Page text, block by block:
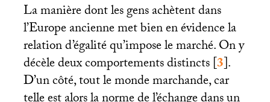
La manière dont les gens achètent dans
l’Europe ancienne met bien en évidence la
relation d’égalité qu’impose le marché. On y
décèle deux comportements distincts[3].
D’un côté, tout le monde marchande, car